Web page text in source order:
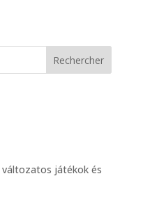
Rechercher
változatos játékok és